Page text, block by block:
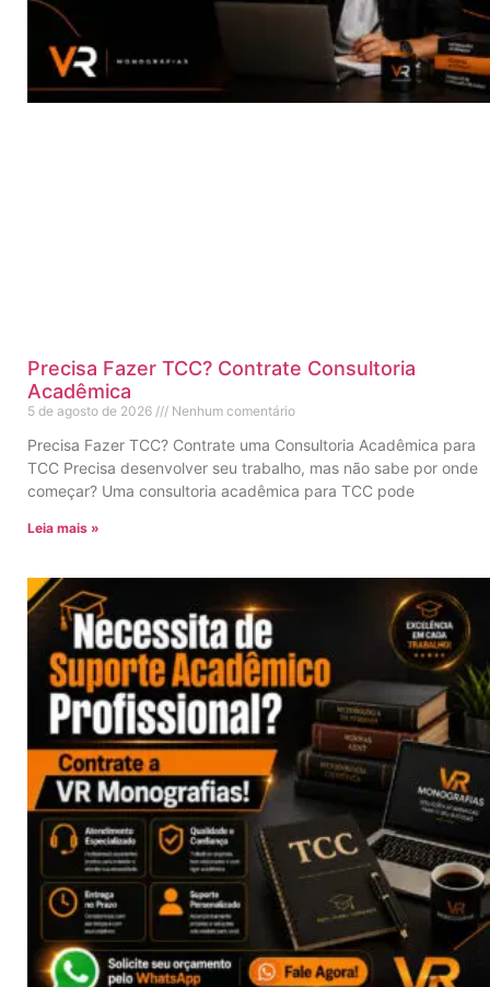
Precisa Fazer TCC? Contrate Consultoria
Acadêmica
5 de agosto de 2026 Nenhum comentário
Precisa Fazer TCC? Contrate uma Consultoria Acadêmica para
TCC Precisa desenvolver seu trabalho, mas não sabe por onde
começar? Uma consultoria acadêmica para TCC pode
Leia mais »